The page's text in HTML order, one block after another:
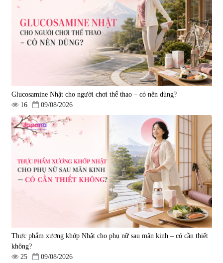
690.000 đ
|14.560
1.600.000 đ
Viên uống hỗ trợ giấc ngủ Fujina
Sleepy Nhật Bản 80 viên
Viên uống phòng ngừa & hỗ trợ
điều trị đột quỵ Biken Kinase
Gold 60 viên
|0
1.570.000 đ
Glucosamine Nhật cho người chơi thể thao – có nên dùng?
16
09/08/2026
Thực phẩm xương khớp Nhật cho phụ nữ sau mãn kinh – có cần thiết
không?
25
09/08/2026